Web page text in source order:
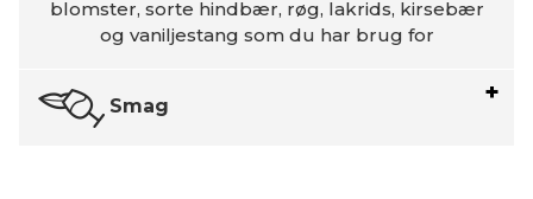
blomster, sorte hindbær, røg, lakrids, kirsebær
og vaniljestang som du har brug for
Smag